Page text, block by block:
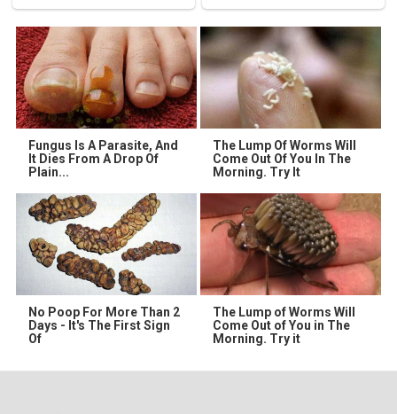
Fungus Is A Parasite, And
It Dies From A Drop Of
Plain...
The Lump Of Worms Will
Come Out Of You In The
Morning. Try It
No Poop For More Than 2
Days - It's The First Sign
Of
The Lump of Worms Will
Come Out of You in The
Morning. Try it